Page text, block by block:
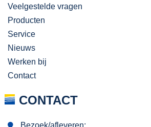
Veelgestelde vragen
Producten
Service
Nieuws
Werken bij
Contact
CONTACT
Bezoek/afleveren: